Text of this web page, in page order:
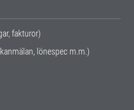
fakturor)
lönespec m.m.)